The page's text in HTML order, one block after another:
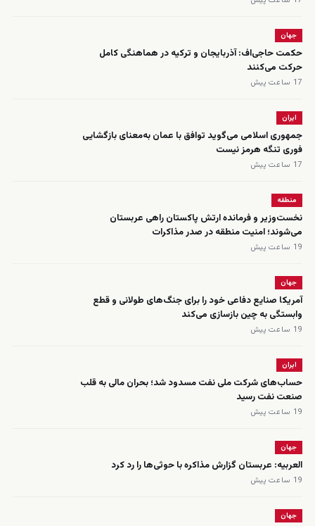
جهان
حکمت حاجی‌اف: آذربایجان و ترکیه در هماهنگی کامل
حرکت می‌کنند
17 ساعت پیش
ایران
جمهوری اسلامی می‌گوید توافق با عمان به‌معنای بازگشایی
فوری تنگه هرمز نیست
17 ساعت پیش
منطقه
نخست‌وزیر و فرمانده ارتش پاکستان راهی عربستان
می‌شوند؛ امنیت منطقه در صدر مذاکرات
19 ساعت پیش
جهان
آمریکا صنایع دفاعی خود را برای جنگ‌های طولانی و قطع
وابستگی به چین بازسازی می‌کند
19 ساعت پیش
ایران
حساب‌های شرکت ملی نفت مسدود شد؛ بحران مالی به قلب
صنعت نفت رسید
19 ساعت پیش
جهان
العربیه: عربستان گزارش مذاکره با حوثی‌ها را رد کرد
19 ساعت پیش
جهان